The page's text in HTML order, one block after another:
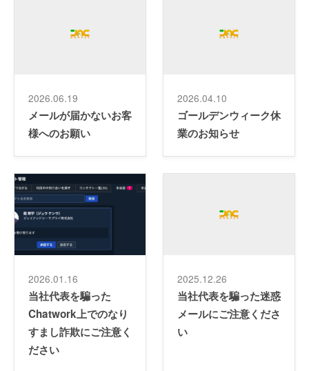
2026.06.19
メールが届かないお客
様へのお願い
2026.04.10
ゴールデンウィーク休
業のお知らせ
2026.01.16
当社代表を騙った
Chatwork上でのなり
すまし詐欺にご注意く
ださい
2025.12.26
当社代表を騙った迷惑
メールにご注意くださ
い